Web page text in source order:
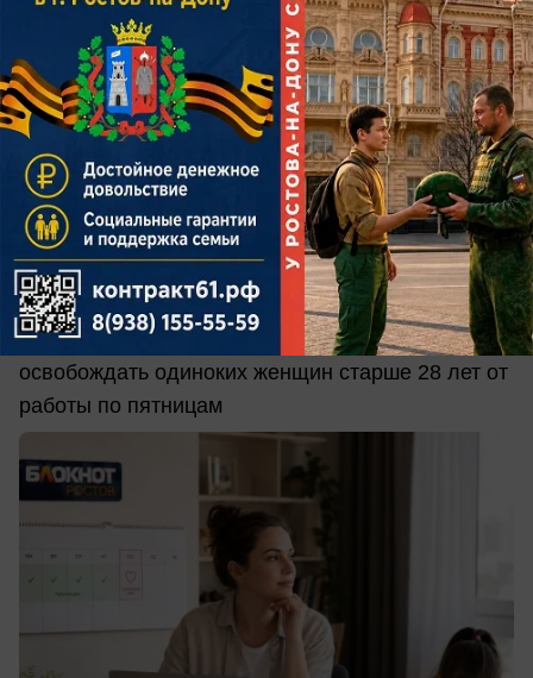
сегодня в 09:00 0
Общество
Выходной для поиска мужа: психолог
оценила идею сократить рабочую
неделю одиноким женщинам
Ранее общественный деятель предложила
освобождать одиноких женщин старше 28 лет от
работы по пятницам